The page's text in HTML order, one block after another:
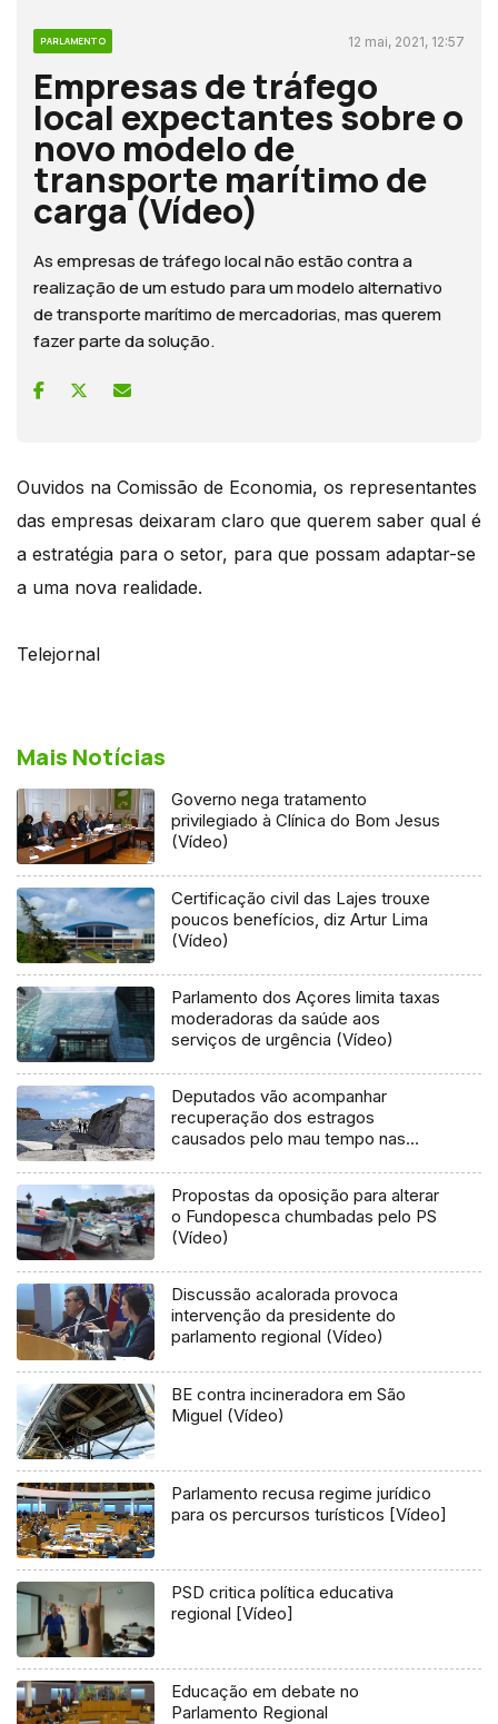
PARLAMENTO 12 mai, 2021, 12:57
Empresas de tráfego
local expectantes sobre o
novo modelo de
transporte marítimo de
carga (Vídeo)
As empresas de tráfego local não estão contra a
realização de um estudo para um modelo alternativo
de transporte marítimo de mercadorias, mas querem
fazer parte da solução.
Ouvidos na Comissão de Economia, os representantes
das empresas deixaram claro que querem saber qual é
a estratégia para o setor, para que possam adaptar-se
a uma nova realidade.
Telejornal
Mais Notícias
Governo nega tratamento
privilegiado à Clínica do Bom Jesus
(Vídeo)
Certificação civil das Lajes trouxe
poucos benefícios, diz Artur Lima
(Vídeo)
Parlamento dos Açores limita taxas
moderadoras da saúde aos
serviços de urgência (Vídeo)
Deputados vão acompanhar
recuperação dos estragos
causados pelo mau tempo nas
Propostas da oposição para alterar
o Fundopesca chumbadas pelo PS
(Vídeo)
Discussão acalorada provoca
intervenção da presidente do
parlamento regional (Vídeo)
BE contra incineradora em São
Miguel (Vídeo)
Parlamento recusa regime jurídico
para os percursos turísticos [Vídeo]
PSD critica política educativa
regional [Vídeo]
Educação em debate no
Parlamento Regional